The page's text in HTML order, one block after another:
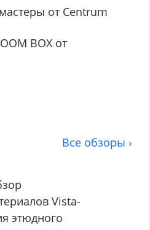
от Centrum
BOX от
Все обзоры ›
Vista-
этюдного